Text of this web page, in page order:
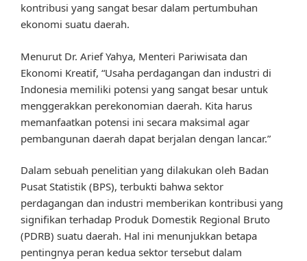
kontribusi yang sangat besar dalam pertumbuhan
ekonomi suatu daerah.
Menurut Dr. Arief Yahya, Menteri Pariwisata dan
Ekonomi Kreatif, “Usaha perdagangan dan industri di
Indonesia memiliki potensi yang sangat besar untuk
menggerakkan perekonomian daerah. Kita harus
memanfaatkan potensi ini secara maksimal agar
pembangunan daerah dapat berjalan dengan lancar.”
Dalam sebuah penelitian yang dilakukan oleh Badan
Pusat Statistik (BPS), terbukti bahwa sektor
perdagangan dan industri memberikan kontribusi yang
signifikan terhadap Produk Domestik Regional Bruto
(PDRB) suatu daerah. Hal ini menunjukkan betapa
pentingnya peran kedua sektor tersebut dalam